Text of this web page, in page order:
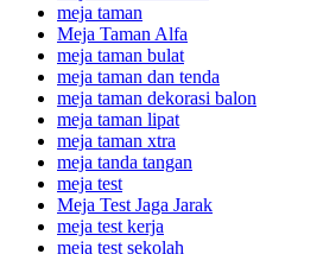
meja taman
Meja Taman Alfa
meja taman bulat
meja taman dan tenda
meja taman dekorasi balon
meja taman lipat
meja taman xtra
meja tanda tangan
meja test
Meja Test Jaga Jarak
meja test kerja
meja test sekolah